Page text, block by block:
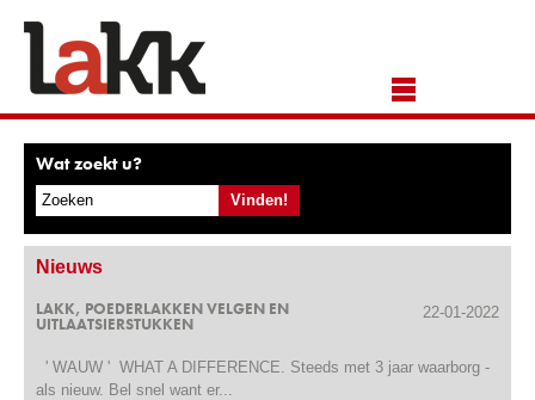
Wat zoekt u?
Nieuws
22-01-2022
LAKK, POEDERLAKKEN VELGEN EN
UITLAATSIERSTUKKEN
' WAUW ' WHAT A DIFFERENCE. Steeds met 3 jaar waarborg -
als nieuw. Bel snel want er...